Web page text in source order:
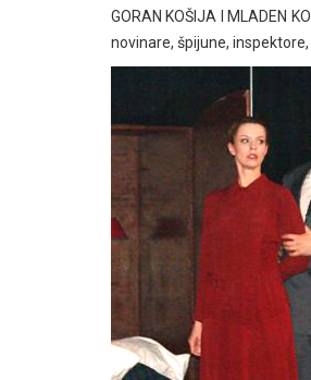
GORAN KOŠIJA I MLADEN
novinare, špijune,